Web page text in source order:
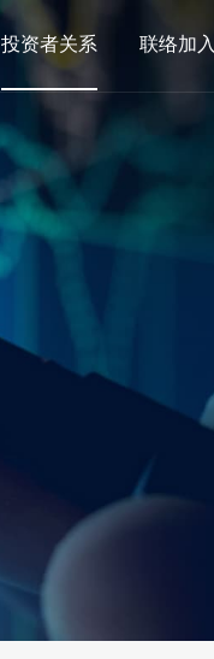
投资者关系 联络加入